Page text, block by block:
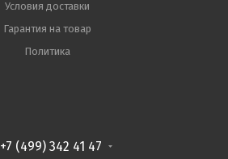
Условия доставки
Гарантия на товар
Политика
+7 (499) 342 41 47